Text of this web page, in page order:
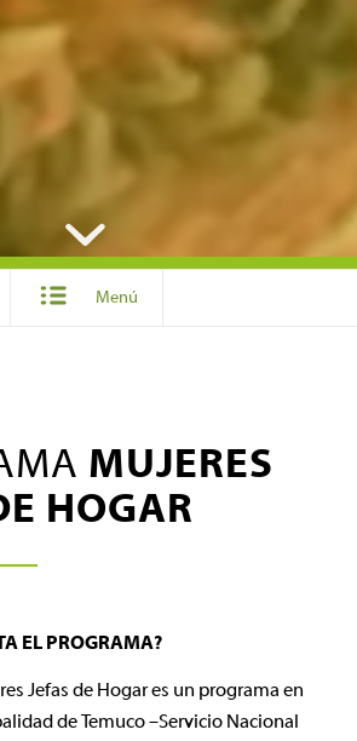
Menú
MUJERES
HOGAR
EL PROGRAMA?
Jefas de Hogar es un programa en
de Temuco –Servicio Nacional